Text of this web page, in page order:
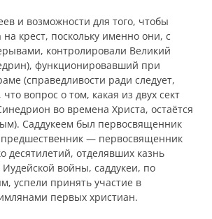
и возможности для того, чтобы
крест, поскольку именно они, с
контролировали Великий
функционировавший при
(справедливости ради следует,
вопрос о том, какая из двух сект
во времена Христа, остаётся
Саддукеем был первосвященник
предшественник — первосвященник
десятилетий, отделявших казнь
войны, саддукеи, по
успели принять участие в
первых христиан.